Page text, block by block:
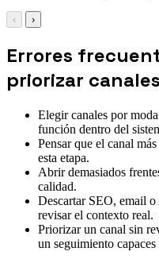
‹ ›
Errores
priorizar canales
Elegir canales por
función dentro del
Pensar que el canal
esta etapa.
Abrir demasiados
calidad.
Descartar SEO, email
revisar el contexto real.
Priorizar un canal sin
un seguimiento capaces